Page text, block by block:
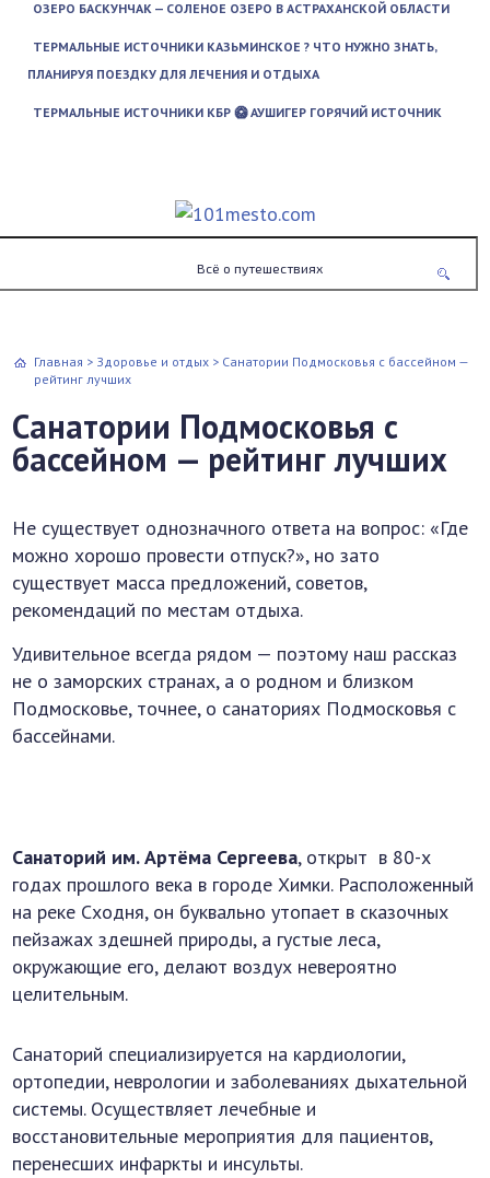
ОЗЕРО БАСКУНЧАК — СОЛЕНОЕ ОЗЕРО В АСТРАХАНСКОЙ ОБЛАСТИ
ТЕРМАЛЬНЫЕ ИСТОЧНИКИ КАЗЬМИНСКОЕ ? ЧТО НУЖНО ЗНАТЬ,
ПЛАНИРУЯ ПОЕЗДКУ ДЛЯ ЛЕЧЕНИЯ И ОТДЫХА
ТЕРМАЛЬНЫЕ ИСТОЧНИКИ КБР 🥝 АУШИГЕР ГОРЯЧИЙ ИСТОЧНИК
Всё о путешествиях
Главная > Здоровье и отдых > Санатории Подмосковья с бассейном —
рейтинг лучших
Санатории Подмосковья с
бассейном — рейтинг лучших
Не существует однозначного ответа на вопрос: «Где
можно хорошо провести отпуск?», но зато
существует масса предложений, советов,
рекомендаций по местам отдыха.
Удивительное всегда рядом — поэтому наш рассказ
не о заморских странах, а о родном и близком
Подмосковье, точнее, о санаториях Подмосковья с
бассейнами.
Санаторий им. Артёма Сергеева, открыт в 80-х
годах прошлого века в городе Химки. Расположенный
на реке Сходня, он буквально утопает в сказочных
пейзажах здешней природы, а густые леса,
окружающие его, делают воздух невероятно
целительным.
Санаторий специализируется на кардиологии,
ортопедии, неврологии и заболеваниях дыхательной
системы. Осуществляет лечебные и
восстановительные мероприятия для пациентов,
перенесших инфаркты и инсульты.